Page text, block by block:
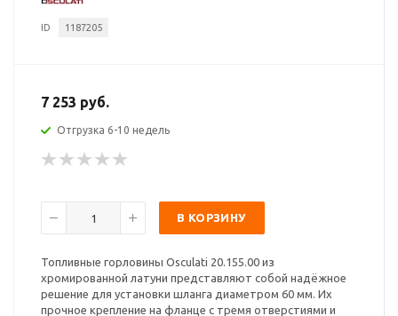
ID 1187205
7 253 руб.
Отгрузка 6-10 недель
В КОРЗИНУ
Топливные горловины Osculati 20.155.00 из
хромированной латуни представляют собой надёжное
решение для установки шланга диаметром 60 мм. Их
прочное крепление на фланце с тремя отверстиями и